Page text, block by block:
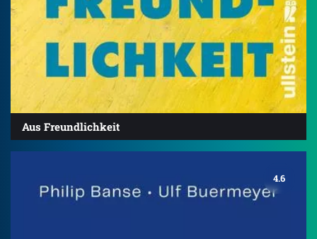
Aus Freundlichkeit
4.6